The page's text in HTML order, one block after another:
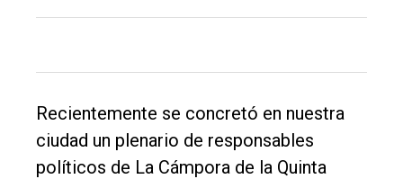
Política
Rural
Deportes
Recientemente se concretó en nuestra
ciudad un plenario de responsables
políticos de La Cámpora de la Quinta